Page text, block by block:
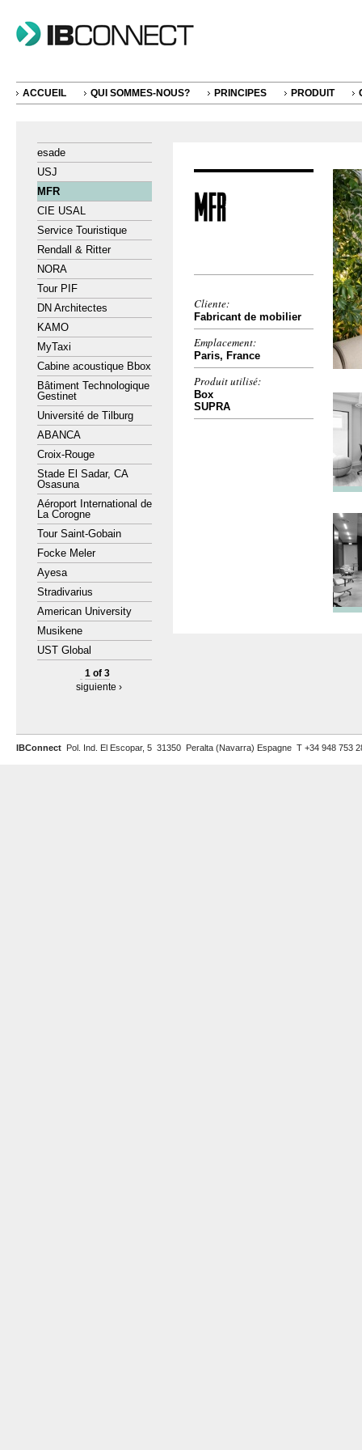
ACCUEIL QUI SOMMES-NOUS? PRINCIPES PRODUIT
esade
USJ
MFR
CIE USAL
Service Touristique
Rendall & Ritter
NORA
Tour PIF
DN Architectes
KAMO
MyTaxi
Cabine acoustique Bbox
Bâtiment Technologique
Gestinet
Université de Tilburg
ABANCA
Croix-Rouge
Stade El Sadar, CA
Osasuna
Aéroport International de
La Corogne
Tour Saint-Gobain
Focke Meler
Ayesa
Stradivarius
American University
Musikene
UST Global
1 of 3
siguiente ›
Cliente:
Fabricant de mobilier
Emplacement:
Paris, France
Produit utilisé:
Box
SUPRA
IBConnect Pol. Ind. El Escopar, 5 31350 Peralta (Navarra) Espagne T +34 948 753